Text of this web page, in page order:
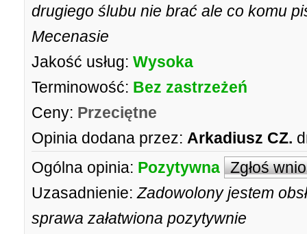
drugiego ślubu nie brać ale co komu
Mecenasie
Jakość usług: Wysoka
Terminowość: Bez zastrzeżeń
Ceny: Przeciętne
Opinia dodana przez: Arkadiusz CZ.
Ogólna opinia: Pozytywna Zgłoś
Uzasadnienie: Zadowolony jestem
sprawa załatwiona pozytywnie